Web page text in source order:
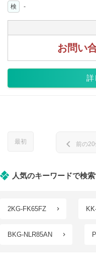
検
-
お問い
詳
最初 chevron_left 前の20
人気のキーワードで検
2KG-FK65FZ
BKG-NLR85AN